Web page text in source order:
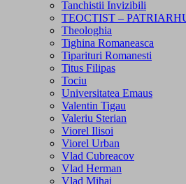
Tanchistii Invizibili
TEOCTIST –
Theologhia
Tighina Romaneasca
Tiparituri Romanesti
Titus Filipas
Tociu
Universitatea Emaus
Valentin Tigau
Valeriu Sterian
Viorel Ilisoi
Viorel Urban
Vlad Cubreacov
Vlad Herman
Vlad Mihai